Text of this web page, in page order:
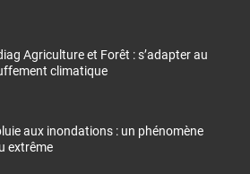
Agriculture et Forêt : s’adapter au
climatique
aux inondations : un phénomène
extrême